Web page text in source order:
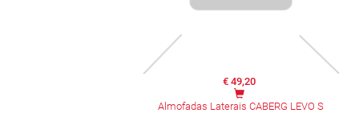
€ 49,20
Almofadas Laterais CABERG LEVO S